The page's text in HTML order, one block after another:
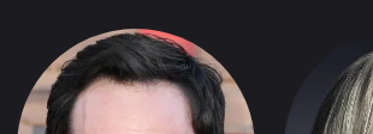
Meilleure distribution (Série comique)
14e cérémonie
Meilleur acteur (Série comique)
14e cérémonie